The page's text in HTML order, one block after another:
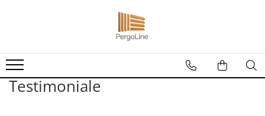
Kit PergoLino orizontal
PergoLino Vertical
Testimoniale